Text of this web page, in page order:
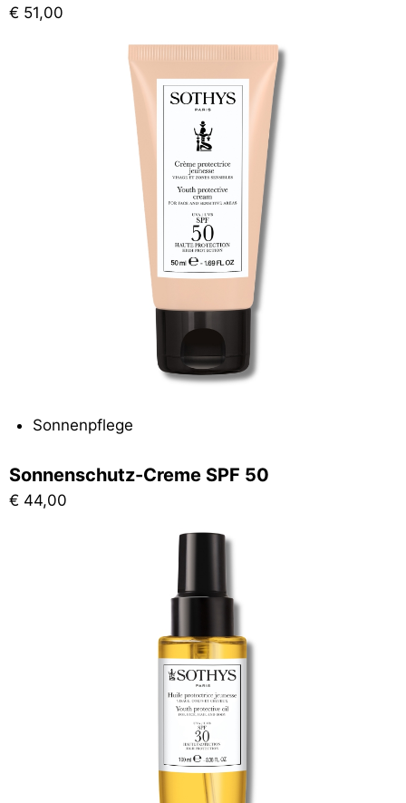
€ 51,00
Sonnenpflege
Sonnenschutz-Creme SPF 50
€ 44,00